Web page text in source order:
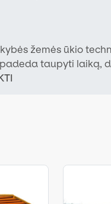
žemės ūkio
taupyti laiką,